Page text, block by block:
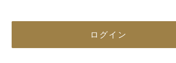
ログイン